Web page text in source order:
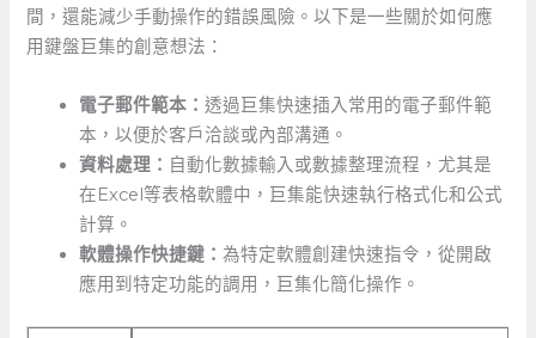
間，還能減少手動操作的錯誤風險。以下是一些關於如何應
用鍵盤巨集的創意想法：
電子郵件範本：透過巨集快速插入常用的電子郵件範
本，以便於客戶洽談或內部溝通。
資料處理： 自動化數據輸入或數據整理流程，尤其是
在Excel等表格軟體中，巨集能快速執行格式化和公式
計算。
軟體操作快捷鍵：為特定軟體創建快速指令，從開啟
應用到特定功能的調用，巨集化簡化操作。